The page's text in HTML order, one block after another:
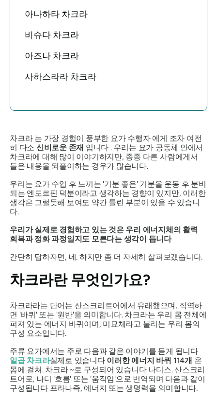
아나하타 차크라
비슈다 차크라
아즈나 차크라
사하스라라 차크라
차크라 는 가장 경험이 풍부한 요가 수행자에게 조차 여전
히 다소 신비로운 존재 입니다 . 우리는 요가 공동체 안에서
차크라에 대해 많이 이야기하지만, 종종 다른 사람에게서
들은 내용을 되풀이하는 경우가 많습니다.
우리는 요가 수업 후 느끼는 '기분 좋은' 기분을 운동 후 분비
되는 엔도르핀 덕분이라고 생각하는 경향이 있지만, 이러한
생각은 그럴듯해 보여도 약간 틀린 부분이 있을 수 있습니
다.
우리가 실제로 경험하고 있는 것은 우리 에너지체의 활력
회복과 정화 과정일지도 모른다는 생각이 듭니다
간단히 답하자면, 네. 하지만 좀 더 자세히 살펴보겠습니다.
차크라란 무엇인가요?
차크라라는 단어는 산스크리트어에서 유래했으며, 직역하
면 '바퀴' 또는 '원반'을 의미합니다. 차크라는 우리 몸 전체에
퍼져 있는 에너지 바퀴이며, 미묘체라고 불리는 우리 몸의
구성 요소입니다.
주류 요가에서는 주로 다음과 같은 이야기를 듣게 됩니다
일곱 차크라실제로 있습니다 이러한 에너지 바퀴 114개 온
몸에 걸쳐. 차크라~로 구성되어 있습니다 나디스.산스크리
트어로, 나디 '흐름' 또는 '움직임'으로 번역되며 다음과 같이
구성됩니다 프라나즉, 에너지 또는 생명력을 의미합니다.